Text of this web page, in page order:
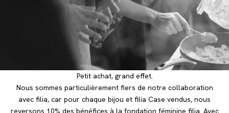
Petit achat, grand effet.
Nous sommes particulièrement fiers de notre collaboration
avec filia, car pour chaque bijou et filia Case vendus, nous
reversons 10% des bénéfices à la fondation féminine filia. Avec